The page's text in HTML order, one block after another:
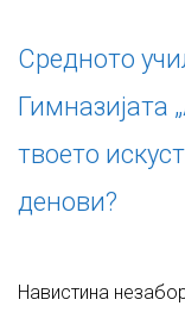
Средното
Гимназијата
твоето
денови?
Навистина